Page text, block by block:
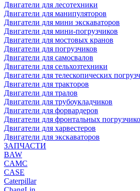
Двигатели для лесотехники
Двигатели для манипуляторов
Двигатели для мини экскаваторов
Двигатели для мини-погрузчиков
Двигатели для мостовых кранов
Двигатели для погрузчиков
Двигатели для самосвалов
Двигатели для сельхозтехники
Двигатели для телескопических
Двигатели для тракторов
Двигатели для тралов
Двигатели для трубоукладчиков
Двигатели для форвардеров
Двигатели для фронтальных
Двигатели для харвестеров
Двигатели для экскаваторов
ЗАПЧАСТИ
BAW
CAMC
CASE
Caterpillar